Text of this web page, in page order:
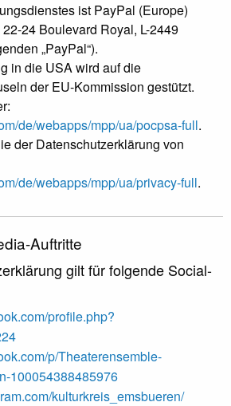
ist PayPal (Europe)
24 Boulevard Royal, L-2449
„PayPal“).
in die USA wird auf die
der EU-Kommission gestützt.
de/webapps/mpp/ua/pocpsa-full.
der Datenschutzerklärung von
de/webapps/mpp/ua/privacy-full.
Auftritte
gilt für folgende Social-
profile.php?
p/Theaterensemble-
100054388485976
kulturkreis_emsbueren/